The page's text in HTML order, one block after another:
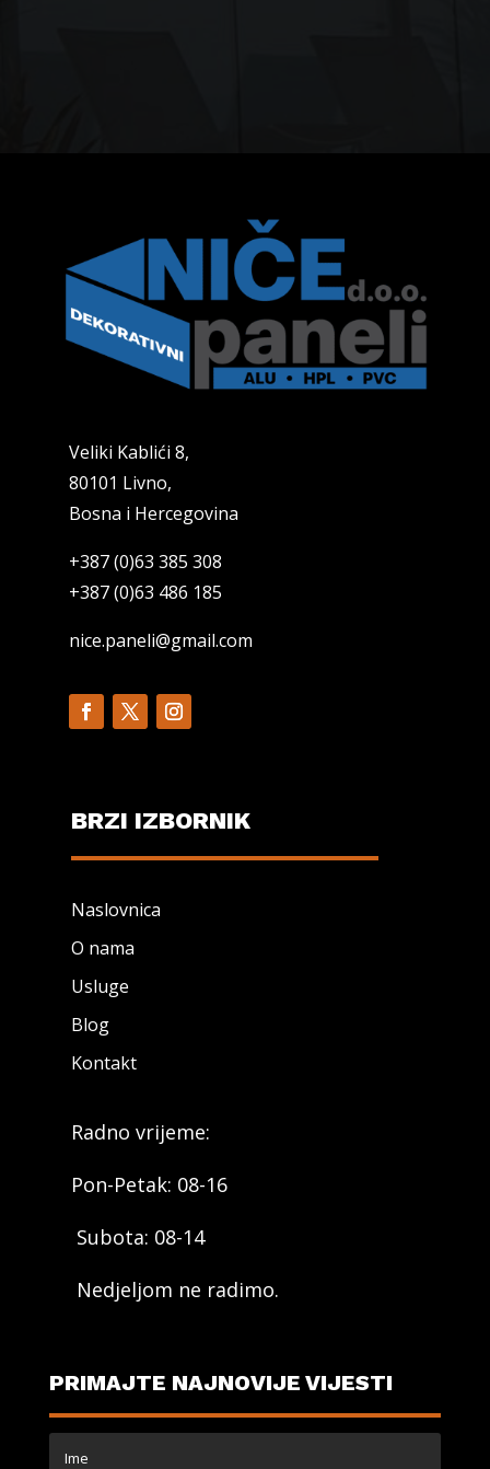
Veliki Kablići 8,
80101 Livno,
Bosna i Hercegovina
+387 (0)63 385 308
+387 (0)63 486 185
nice.paneli@gmail.com
BRZI IZBORNIK
Naslovnica
O nama
Usluge
Blog
Kontakt
Radno vrijeme:
Pon-Petak: 08-16
Subota: 08-14
Nedjeljom ne radimo.
PRIMAJTE NAJNOVIJE VIJESTI